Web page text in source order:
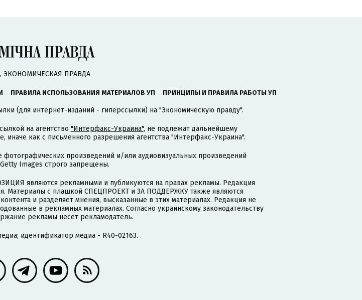
ЭКОНОМИЧЕСКАЯ ПРАВДА
ПРАВИЛА ИСПОЛЬЗОВАНИЯ МАТЕРИАЛОВ УП ПРИНЦИПЫ И ПРАВИЛА РАБОТЫ УП
(для интернет-изданий - гиперссылки) на "Экономическую правду".
на агентство "Интерфакс-Украина", не подлежат дальнейшему
как с письменного разрешения агентства "Интерфакс-Украина".
произведений и/или аудиовизуальных произведений
Images строго запрещены.
являются рекламными и публикуются на правах рекламы. Редакция
Материалы с плашкой СПЕЦПРОЕКТ и ЗА ПОДДЕРЖКУ также являются
и разделяет мнения, высказанные в этих материалах. Редакция не
в рекламных материалах. Согласно украинскому законодательству
рекламы несет рекламодатель.
идентификатор медиа - R40-02163.